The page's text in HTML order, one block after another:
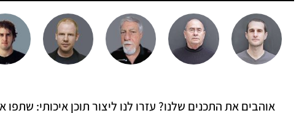
אוהבים את התכנים שלנו? עזרו לנו ליצור תוכן איכותי: